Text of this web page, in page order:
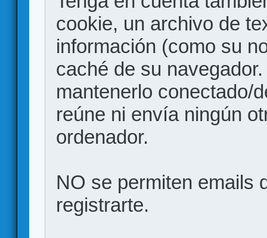
cookie, un archivo de
información (como su
caché de su
mantenerlo conectado/
reúne ni envía ningún
ordenador.
NO se permiten emails
registrarte.